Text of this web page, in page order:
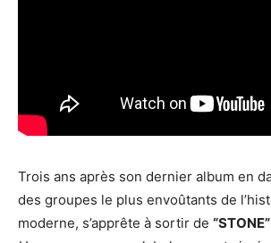
Trois ans après son dernier album en
des groupes le plus envoûtants de
moderne, s’apprête à sortir de “STONE”